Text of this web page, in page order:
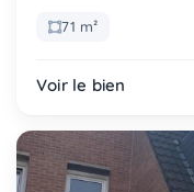
71 m²
Voir le bien